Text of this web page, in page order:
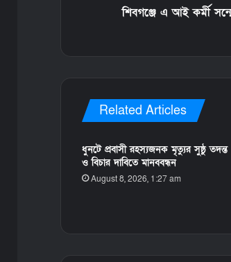
শিবগঞ্জে এ আই কর্মী
Related Articles
ধুনটে প্রবাসী রহস্যজনক মৃত্যুর সুষ্ঠু তদন্ত
ও বিচার দাবিতে মানববন্ধন
August 8, 2026, 1:27 am